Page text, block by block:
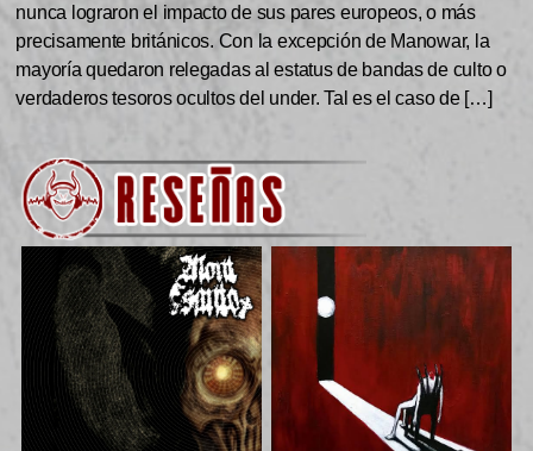
nunca lograron el impacto de sus pares europeos, o más
precisamente británicos. Con la excepción de Manowar, la
mayoría quedaron relegadas al estatus de bandas de culto o
verdaderos tesoros ocultos del under. Tal es el caso de […]